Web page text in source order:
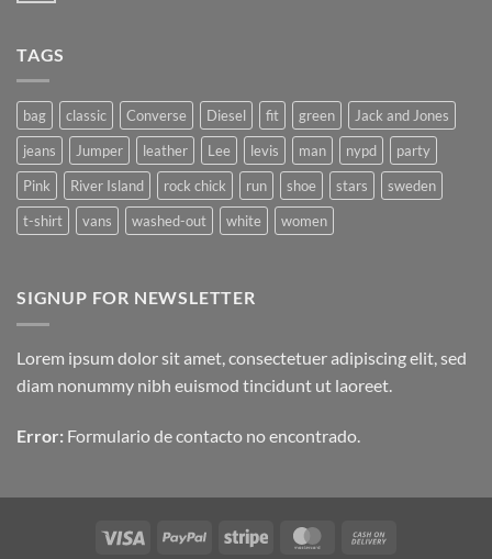
TAGS
bag classic Converse Diesel fit green
Jack and Jones
jeans
Jumper leather Lee levis man nypd
party
Pink
River Island rock chick run shoe stars
sweden
t-shirt
vans washed-out white women
SIGNUP FOR NEWSLETTER
Lorem ipsum dolor sit amet, consectetuer adipiscing elit, sed
diam nonummy nibh euismod tincidunt ut laoreet.
Error: Formulario de contacto no encontrado.
Visa PayPal Stripe MasterCard